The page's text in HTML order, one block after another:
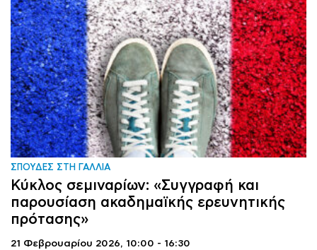
ΣΠΟΥΔΕΣ ΣΤΗ ΓΑΛΛΙΑ
Κύκλος σεμιναρίων: «Συγγραφή και
παρουσίαση ακαδημαϊκής ερευνητικής
πρότασης»
21 Φεβρουαρίου 2026, 10:00 - 16:30